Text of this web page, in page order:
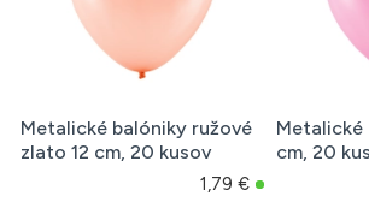
Metalické balóniky ružové
zlato 12 cm, 20 kusov
1,79 €
Metalické
cm, 20